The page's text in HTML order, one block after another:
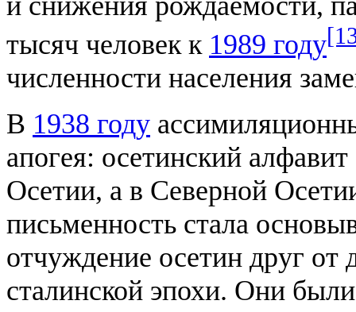
тысяч человек к 1989 году
численности населения
В 1938 году
апогея: осетинский
Осетии, а в Северной
письменность стала
отчуждение осетин друг от
сталинской эпохи. Они